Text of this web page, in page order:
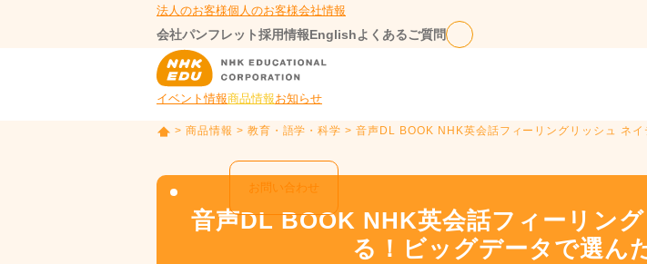
法人のお客様個人のお客様会社情報
会社パンフレット採用情報Englishよくあるご質問
イベント情報商品情報お知らせ
お問い合わせ
P
> 商品情報 > 教育・語学・科学 > 音声DL BOOK NHK英会話フィーリングリッシュ ネ
音声DL BOOK NHK英会話フィーリン
る！ビッグデータで選ん